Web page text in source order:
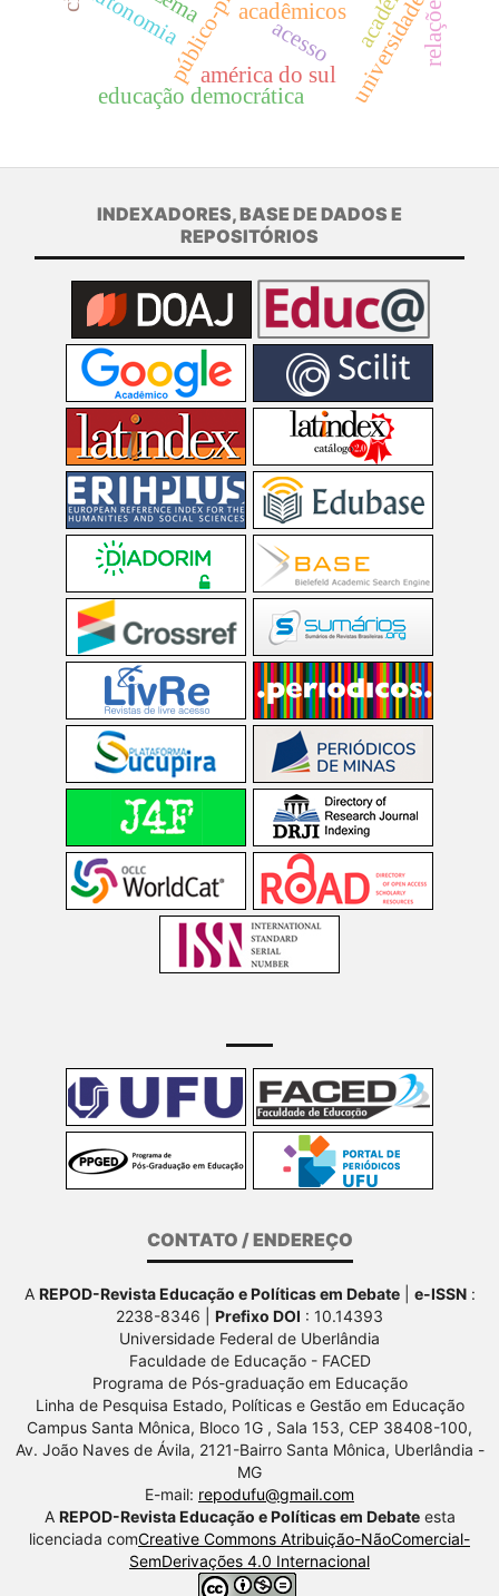
acadêmicos universidade
acesso
américa do sul
educação democrática
INDEXADORES, BASE DE DADOS E
REPOSITÓRIOS
CONTATO / ENDEREÇO
A REPOD-Revista Educação e Políticas em Debate| e-ISSN:
2238-8346 | Prefixo DOI : 10.14393
Universidade Federal de Uberlândia
Faculdade de Educação - FACED
Programa de Pós-graduação em Educação
Linha de Pesquisa Estado, Políticas e Gestão em Educação
Campus Santa Mônica, Bloco 1G , Sala 153, CEP 38408-100,
Av. João Naves de Ávila, 2121-Bairro Santa Mônica, Uberlândia -
MG
E-mail: repodufu@gmail.com
A REPOD-Revista Educação e Políticas em Debateesta
licenciada comCreative Commons Atribuição-NãoComercial-
SemDerivações 4.0 Internacional